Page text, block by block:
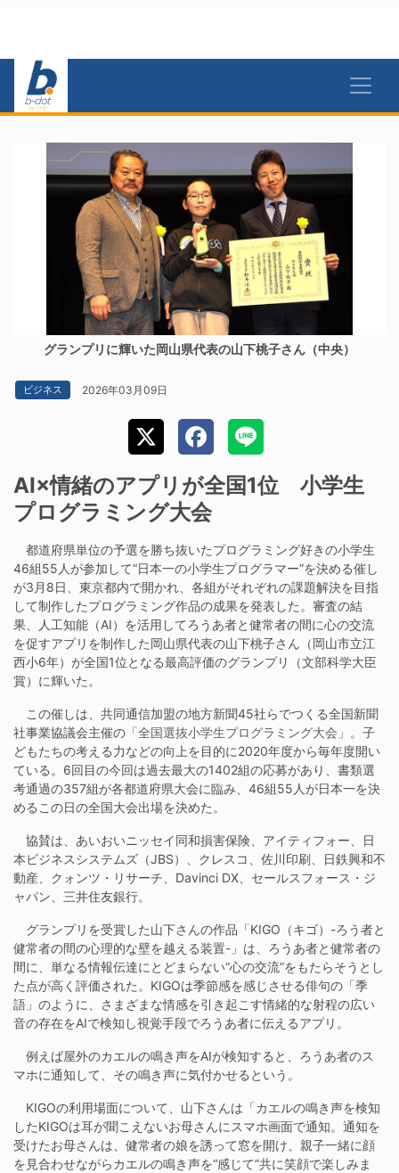
グランプリに輝いた岡山県代表の山下桃子さん（中央）
ビジネス 2026年03月09日
AI×情緒のアプリが全国1位 小学生
プログラミング大会
都道府県単位の予選を勝ち抜いたプログラミング好きの小学生
46組55人が参加して“日本一の小学生プログラマー”を決める催し
が3月8日、東京都内で開かれ、各組がそれぞれの課題解決を目指
して制作したプログラミング作品の成果を発表した。審査の結
果、人工知能（AI）を活用してろうあ者と健常者の間に心の交流
を促すアプリを制作した岡山県代表の山下桃子さん（岡山市立江
西小6年）が全国1位となる最高評価のグランプリ（文部科学大臣
賞）に輝いた。
この催しは、共同通信加盟の地方新聞45社らでつくる全国新聞
社事業協議会主催の 「全国選抜小学生プログラミング大会」 。子
どもたちの考える力などの向上を目的に2020年度から毎年度開い
ている。6回目の今回は過去最大の1402組の応募があり、書類選
考通過の357組が各都道府県大会に臨み、46組55人が日本一を決
めるこの日の全国大会出場を決めた。
協賛は、あいおいニッセイ同和損害保険、アイティフォー、日
本ビジネスシステムズ（JBS）、クレスコ、佐川印刷、日鉄興和不
動産、クォンツ・リサーチ、Davinci DX、セールスフォース・ジ
ャパン、三井住友銀行。
グランプリを受賞した山下さんの作品「KIGO（キゴ）-ろう者と
健常者の間の心理的な壁を越える装置-」は、ろうあ者と健常者の
間に、単なる情報伝達にとどまらない“心の交流”をもたらそうとし
た点が高く評価された。KIGOは季節感を感じさせる俳句の「季
語」のように、さまざまな情感を引き起こす情緒的な射程の広い
音の存在をAIで検知し視覚手段でろうあ者に伝えるアプリ。
例えば屋外のカエルの鳴き声をAIが検知すると、ろうあ者のス
マホに通知して、その鳴き声に気付かせるという。
KIGOの利用場面について、山下さんは「カエルの鳴き声を検知
したKIGOは耳が聞こえないお母さんにスマホ画面で通知。通知を
受けたお母さんは、健常者の娘を誘って窓を開け、親子一緒に顔
を見合わせながらカエルの鳴き声を“感じて”共に笑顔で楽しみま